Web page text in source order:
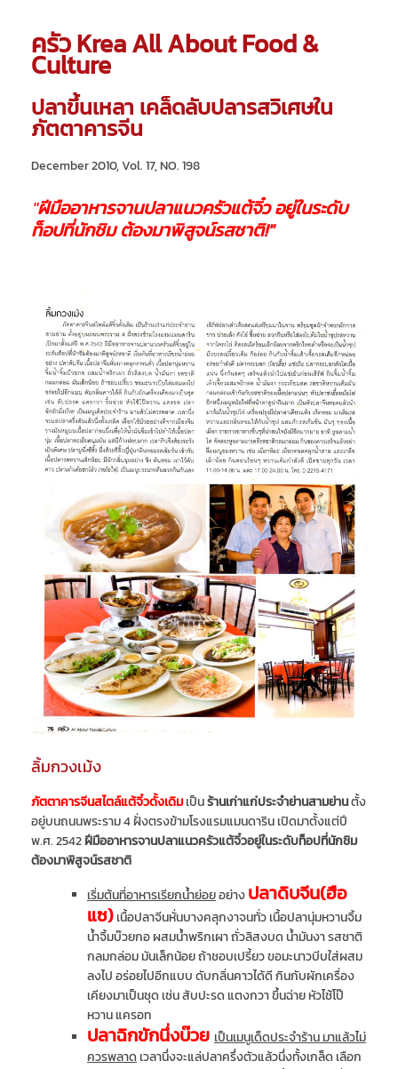
ครัว Krea All About Food &
Culture
ปลาขึ้นเหลา เคล็ดลับปลารสวิเศษใน
ภัตตาคารจีน
December 2010, Vol. 17, NO. 198
"ฝีมืออาหารจานปลาแนวครัวแต้จิ๋ว อยู่ในระดับ
ท็อปที่นักชิม ต้องมาพิสูจน์รสชาติ!"
ลิ้มกวงเม้ง
ภัตตาคารจีนสไตล์แต้จิ๋วดั้งเดิมเป็นร้านเก่าแก่ประจำย่านสามย่านตั้ง
อยู่บนถนนพระราม 4 ฝั่งตรงข้ามโรงแรมแมนดาริน เปิดมาตั้งแต่ปี
พ.ศ. 2542ฝีมืออาหารจานปลาแนวครัวแต้จิ๋วอยู่ในระดับท็อปที่นักชิม
ต้องมาพิสูจน์รสชาติ
เริ่มต้นที่อาหารเรียกน้ำย่อยอย่างปลาดิบจีน(ฮือ
แซ)เนื้อปลาจีนหั่นบางคลุกงาจนทั่ว เนื้อปลานุ่มหวานจิ้ม
น้ำจิ้มบ๊วยกอ ผสมน้ำพริกเผา ถั่วลิสงบด น้ำมันงา รสชาติ
กลมกล่อม มันเล็กน้อย ถ้าชอบเปรี้ยว ขอมะนาวบีบใส่ผสม
ลงไป อร่อยไปอีกแบบ ดับกลิ่นคาวได้ดี กินกับผักเครื่อง
เคียงมาเป็นชุด เช่น สับปะรด แตงกวา ขึ้นฉ่าย หัวไช้โป๊
หวาน แครอท
ปลาฉิกขักนึ่งบ๊วย เป็นเมนูเด็ดประจำร้าน มาแล้วไม่
ควรพลาด เวลานึ่งจะแล่ปลาครึ่งตัวแล้วนึ่งทั้งเกล็ด เลือก